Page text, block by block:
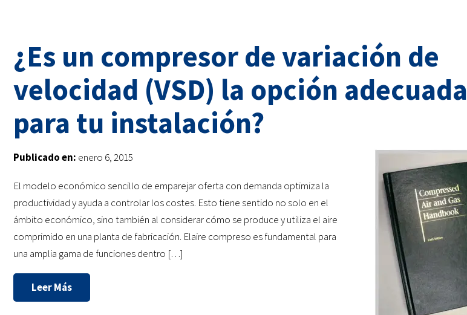
¿Es un compresor de variación de
velocidad (VSD) la opción adecuada
para tu instalación?
Publicado en: enero 6, 2015
El modelo económico sencillo de emparejar oferta con demanda optimiza la
productividad y ayuda a controlar los costes. Esto tiene sentido no solo en el
ámbito económico, sino también al considerar cómo se produce y utiliza el aire
comprimido en una planta de fabricación. Elaire compreso es fundamental para
una amplia gama de funciones dentro […]
Leer Más